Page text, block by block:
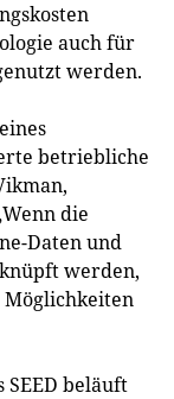
auch für
werden.
betriebliche
die
Daten und
werden,
Möglichkeiten
SEED beläuft